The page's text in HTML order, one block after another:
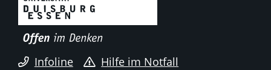
Infoline Hilfe im Notfall